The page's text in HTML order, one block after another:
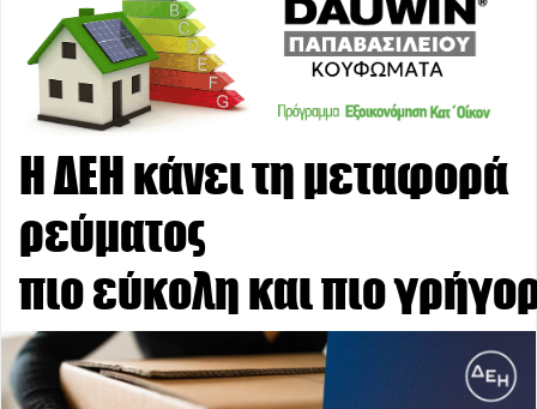
Η ΔΕΗ κάνει τη μεταφορά
ρεύματος
πιο εύκολη και πιο